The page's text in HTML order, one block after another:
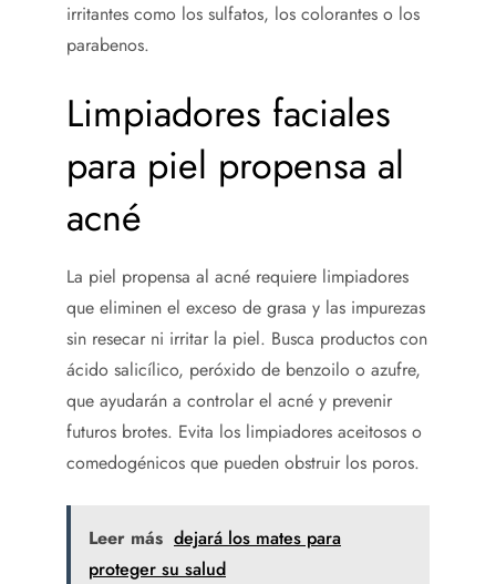
irritantes como los sulfatos, los colorantes o los
parabenos.
Limpiadores faciales
para piel propensa al
acné
La piel propensa al acné requiere limpiadores
que eliminen el exceso de grasa y las impurezas
sin resecar ni irritar la piel. Busca productos con
ácido salicílico, peróxido de benzoilo o azufre,
que ayudarán a controlar el acné y prevenir
futuros brotes. Evita los limpiadores aceitosos o
comedogénicos que pueden obstruir los poros.
Leer más dejará los mates para
proteger su salud